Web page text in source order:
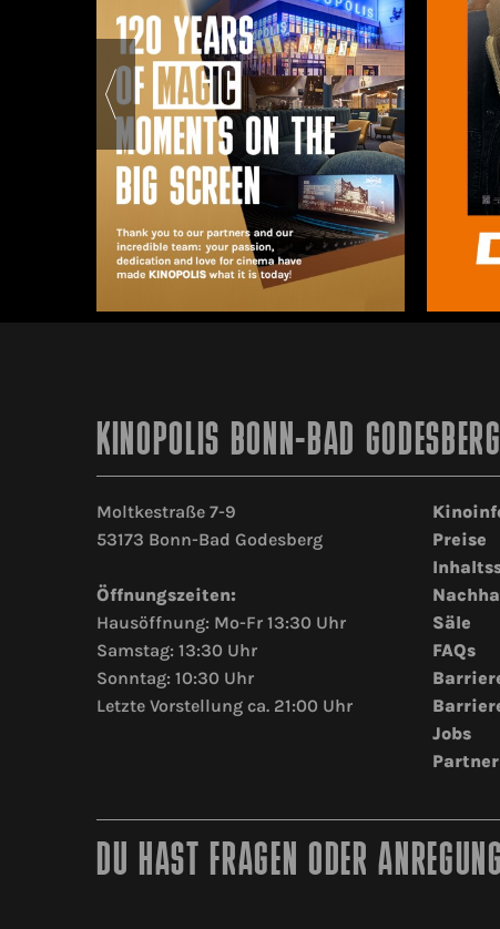
KINOPOLIS BONN-BAD GODESBERG
Moltkestraße 7-9
53173 Bonn-Bad Godesberg
Öffnungszeiten:
Hausöffnung: Mo-Fr 13:30 Uhr
Samstag: 13:30 Uhr
Sonntag: 10:30 Uhr
Letzte Vorstellung ca. 21:00 Uhr
Preise
Säle
FAQs
Jobs
Partner
DU HAST FRAGEN ODER